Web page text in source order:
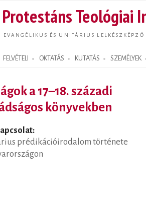
Teológiai
EVANGÉLIKUS ÉS UNITÁRIUS LELKÉSZKÉPZŐ
FELVÉTELI OKTATÁS KUTATÁS SZEMÉLYEK
a 17–18. századi
könyvekben
prédikációirodalom története